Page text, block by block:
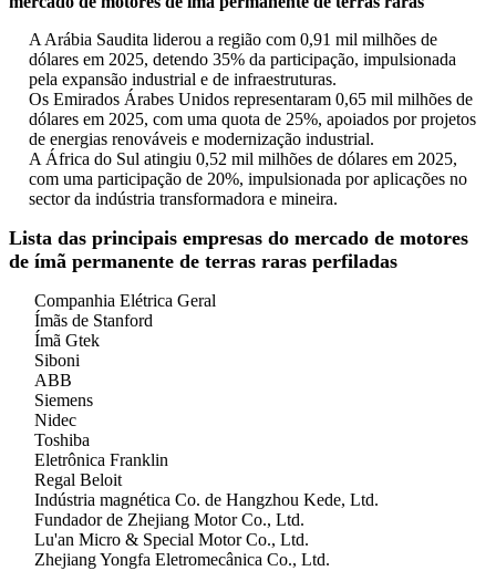
A Arábia Saudita liderou a região com 0,91 mil milhões de
dólares em 2025, detendo 35% da participação, impulsionada
pela expansão industrial e de infraestruturas.
Os Emirados Árabes Unidos representaram 0,65 mil milhões de
dólares em 2025, com uma quota de 25%, apoiados por projetos
de energias renováveis ​​e modernização industrial.
A África do Sul atingiu 0,52 mil milhões de dólares em 2025,
com uma participação de 20%, impulsionada por aplicações no
sector da indústria transformadora e mineira.
Lista das principais empresas do mercado de motores
de ímã permanente de terras raras perfiladas
Companhia Elétrica Geral
Ímãs de Stanford
Ímã Gtek
Siboni
ABB
Siemens
Nidec
Toshiba
Eletrônica Franklin
Regal Beloit
Indústria magnética Co. de Hangzhou Kede, Ltd.
Fundador de Zhejiang Motor Co., Ltd.
Lu'an Micro & Special Motor Co., Ltd.
Zhejiang Yongfa Eletromecânica Co., Ltd.